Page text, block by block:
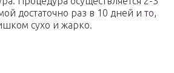
достаточно раз в 10 дней и то,
сухо и жарко.